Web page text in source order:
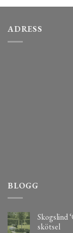
ADRESS
BLOGG
Skogslind
skötsel